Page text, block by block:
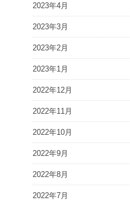
2023年4月
2023年3月
2023年2月
2023年1月
2022年12月
2022年11月
2022年10月
2022年9月
2022年8月
2022年7月